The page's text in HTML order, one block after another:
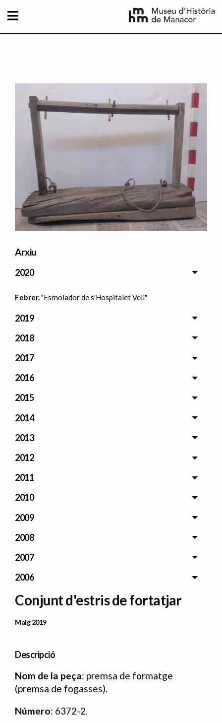
Arxiu
2020
Febrer."Esmolador de s'Hospitalet Vell"
2019
2018
2017
2016
2015
2014
2013
2012
2011
2010
2009
2008
2007
2006
Conjunt d'estris de fortatjar
Data Publicació
Maig 2019
Descripció
Nom de la peça: premsa de formatge
(premsa de fogasses).
Número: 6372-2.